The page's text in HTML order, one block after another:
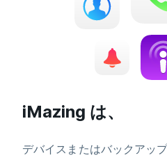
iMazing は、
デバイスまたはバックアッ